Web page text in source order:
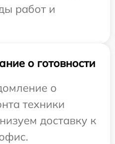
работ и
о готовности
о
техники
доставку к